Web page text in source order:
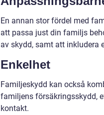
En annan stor fördel med
att passa just din familjs
av skydd, samt att inkludera
Enkelhet
Familjeskydd kan också
familjens försäkringsskydd,
kontakt.